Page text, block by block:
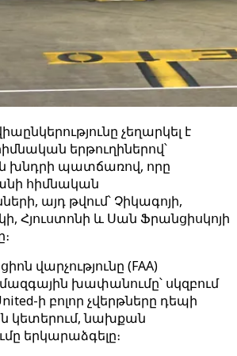
չեղարկել է
երթուղիներով՝
խնդրի պատճառով, որը
հիմնական
այդ թվում՝ Չիկագոյի,
Հյուստոնի և Սան Ֆրանցիսկոյի
վարչությունը (FAA)
խափանումը՝ սկզբում
ի բոլոր չվերթները դեպի
կետերում, նախքան
երկարաձգելը։